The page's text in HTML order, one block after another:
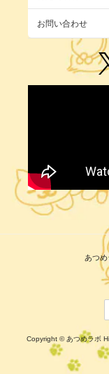
お問い合わせ
あつ
Copyright © あつめラボ